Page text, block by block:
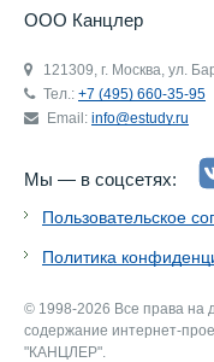
ООО Канцлер
121309, г. Москва, ул.
Тел.: +7 (495) 660-35-95
Email: info@estudy.ru
Мы — в соцсетях:
Пользовательское
Политика
© 1998-2026 Все права на
содержание интернет-
"КАНЦЛЕР".